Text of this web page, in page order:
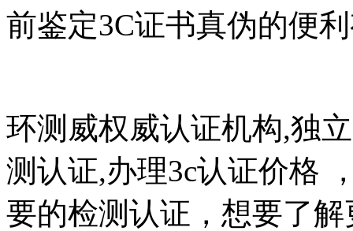
前鉴定3C证书真伪的便
环测威权威认证机构,独
测认证,办理3c认证价格
要的检测认证，想要了